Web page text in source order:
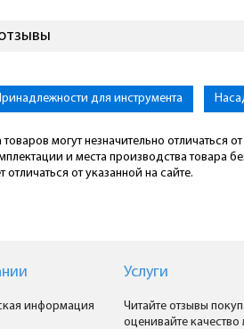
для инструмента
могут незначительно
и места производства товара
от указанной на сайте.
информация
Услуги
Читайте отзывы
оценивайте качество